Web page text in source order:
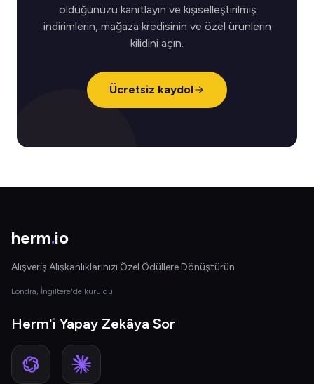
olduğunuzu kanıtlayın ve kişiselleştirilmiş
indirimlerin, mağaza kredisinin ve özel ürünlerin
kilidini açın.
Ücretsiz kaydol
herm.io
Alışveriş Alışkanlıklarınızı Özel Ödüllere Dönüştürün
Londra, İngiltere'de kuruldu
Herm'i Yapay Zekâya Sor